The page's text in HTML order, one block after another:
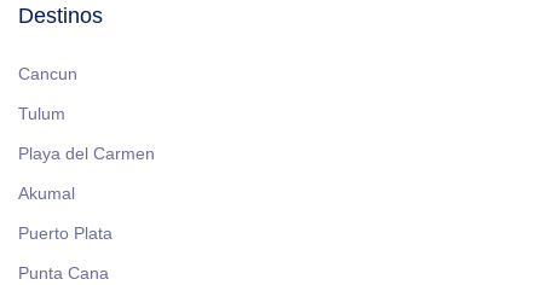
Destinos
Cancun
Tulum
Playa del Carmen
Akumal
Puerto Plata
Punta Cana